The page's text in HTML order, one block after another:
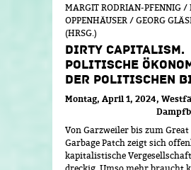
MARGIT RODRIAN-PFENNIG /
OPPENHÄUSER / GEORG
(HRSG.)
DIRTY CAPITALISM.
POLITISCHE
DER POLITISCHEN
Montag, April 1, 2024
Von Garzweiler bis zum Great
Garbage Patch zeigt sich
kapitalistische